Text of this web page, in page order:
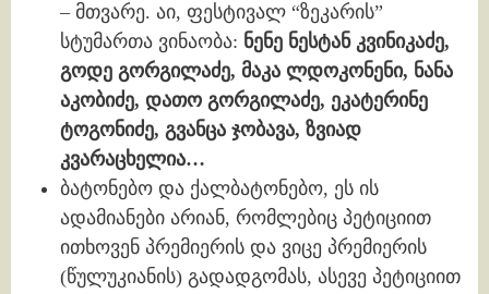
– მთვარე. აი, ფესტივალ “ზეკარის”
სტუმართა ვინაობა: ნენე ნესტან კვინიკაძე,
გოდე გორგილაძე, მაკა ლდოკონენი, ნანა
აკობიძე, დათო გორგილაძე, ეკატერინე
ტოგონიძე, გვანცა ჯობავა, ზვიად
კვარაცხელია…
ბატონებო და ქალბატონებო, ეს ის
ადამიანები არიან, რომლებიც პეტიციით
ითხოვენ პრემიერის და ვიცე პრემიერის
(წულუკიანის) გადადგომას, ასევე პეტიციით